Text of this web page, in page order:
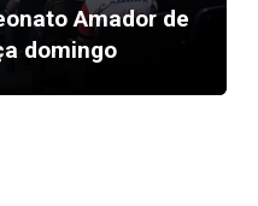
Amador de
domingo
Next